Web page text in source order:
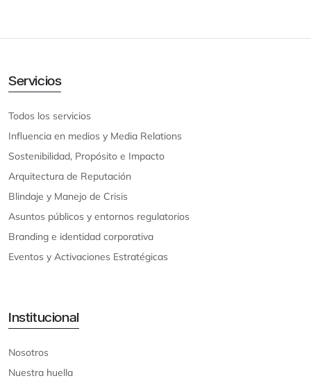
Servicios
Todos los servicios
Influencia en medios y Media Relations
Sostenibilidad, Propósito e Impacto
Arquitectura de Reputación
Blindaje y Manejo de Crisis
Asuntos públicos y entornos regulatorios
Branding e identidad corporativa
Eventos y Activaciones Estratégicas
Institucional
Nosotros
Nuestra huella